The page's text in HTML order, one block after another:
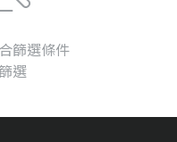
篩選條件
選